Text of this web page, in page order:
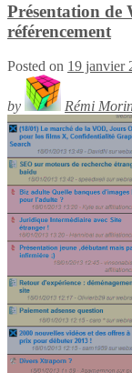
Présentation de
référencement
Posted on 19 janvier
by Rémi